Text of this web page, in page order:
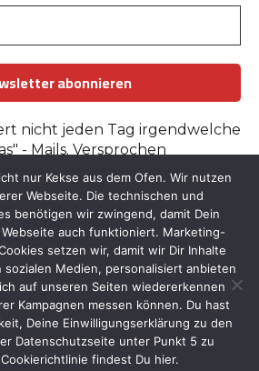
nicht jeden Tag irgendwelche
- Mails. Versprochen
.
::Datenschutz
Impressum
by Tante-Iris.de
Theme byOptima Themes
nur Kekse aus dem Ofen. Wir nutzen
Webseite. Die technischen und
benötigen wir zwingend, damit Dein
auch funktioniert. Marketing-
setzen wir, damit wir Dir Inhalte
sozialen Medien, personalisiert anbieten
auf unseren Seiten wiedererkennen
Kampagnen messen können. Du hast
Deine Einwilligungserklärung zu den
Datenschutzseite unter Punkt 5 zu
findest Du hier.